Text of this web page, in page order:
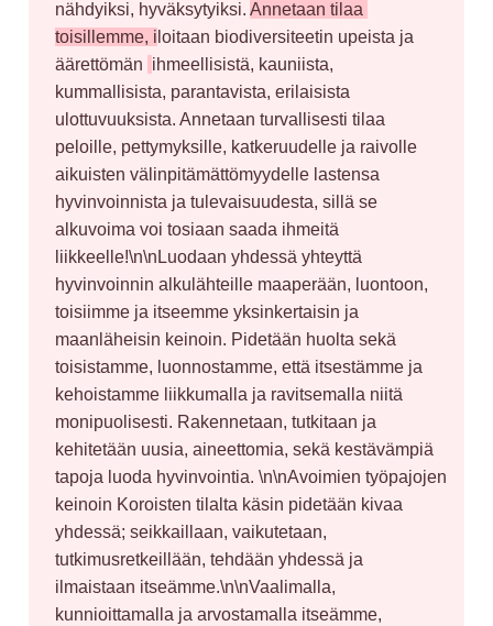
nähdyiksi, hyväksytyiksi. Annetaan tilaa
toisillemme, i loitaan biodiversiteetin upeista ja
äärettömän ihmeellisistä, kauniista,
kummallisista, parantavista, erilaisista
ulottuvuuksista. Annetaan turvallisesti tilaa
peloille, pettymyksille, katkeruudelle ja raivolle
aikuisten välinpitämättömyydelle lastensa
hyvinvoinnista ja tulevaisuudesta, sillä se
alkuvoima voi tosiaan saada ihmeitä
liikkeelle!\n\nLuodaan yhdessä yhteyttä
hyvinvoinnin alkulähteille maaperään, luontoon,
toisiimme ja itseemme yksinkertaisin ja
maanläheisin keinoin. Pidetään huolta sekä
toisistamme, luonnostamme, että itsestämme ja
kehoistamme liikkumalla ja ravitsemalla niitä
monipuolisesti. Rakennetaan, tutkitaan ja
kehitetään uusia, aineettomia, sekä kestävämpiä
tapoja luoda hyvinvointia. \n\nAvoimien työpajojen
keinoin Koroisten tilalta käsin pidetään kivaa
yhdessä; seikkaillaan, vaikutetaan,
tutkimusretkeillään, tehdään yhdessä ja
ilmaistaan itseämme.\n\nVaalimalla,
kunnioittamalla ja arvostamalla itseämme,